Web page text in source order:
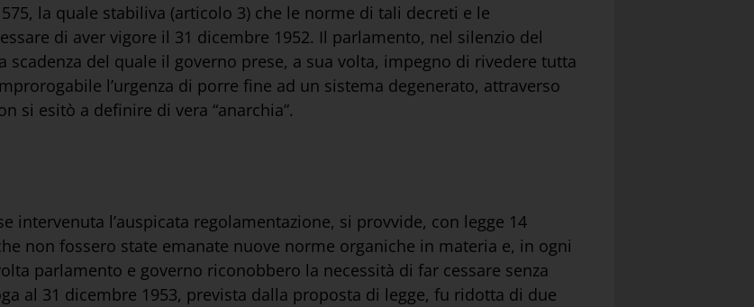
la quale stabiliva (articolo 3) che le norme di tali decreti e le
di aver vigore il 31 dicembre 1952. Il parlamento, nel silenzio del
del quale il governo prese, a sua volta, impegno di rivedere tutta
l’urgenza di porre fine ad un sistema degenerato, attraverso
si esitò a definire di vera “anarchia”.
intervenuta l’auspicata regolamentazione, si provvide, con legge 14
non fossero state emanate nuove norme organiche in materia e, in ogni
parlamento e governo riconobbero la necessità di far cessare senza
al 31 dicembre 1953, prevista dalla proposta di legge, fu ridotta di due